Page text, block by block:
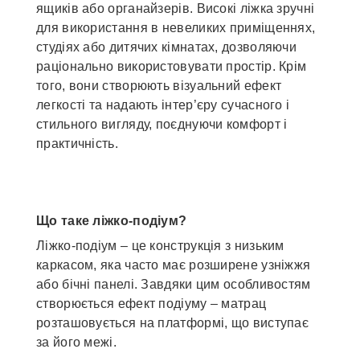
ящиків або органайзерів. Високі ліжка зручні
для використання в невеликих приміщеннях,
студіях або дитячих кімнатах, дозволяючи
раціонально використовувати простір. Крім
того, вони створюють візуальний ефект
легкості та надають інтер’єру сучасного і
стильного вигляду, поєднуючи комфорт і
практичність.
Що таке ліжко-подіум?
Ліжко-подіум – це конструкція з низьким
каркасом, яка часто має розширене узніжжя
або бічні панелі. Завдяки цим особливостям
створюється ефект подіуму – матрац
розташовується на платформі, що виступає
за його межі.